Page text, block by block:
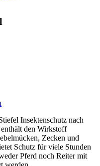
Insektenschutz nach
den Wirkstoff
Zecken und
Schutz für viele Stunden
Pferd noch Reiter mit